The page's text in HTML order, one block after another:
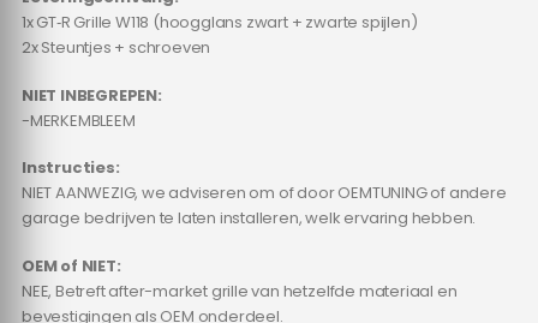
1x GT‑R Grille W118 (hoogglans zwart + zwarte spijlen)
2x Steuntjes + schroeven
NIET INBEGREPEN:
-MERKEMBLEEM
Instructies:
NIET AANWEZIG, we adviseren om of door OEMTUNING of andere
garage bedrijven te laten installeren, welk ervaring hebben.
OEM of NIET:
NEE, Betreft after-market grille van hetzelfde materiaal en
bevestigingen als OEM onderdeel.